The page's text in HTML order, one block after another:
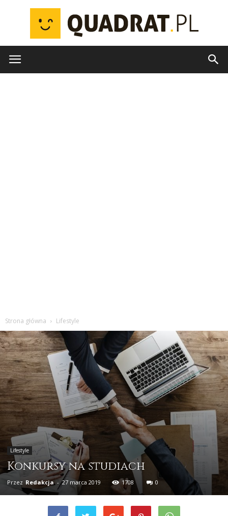
Strona główna Lifestyle
Lifestyle
Konkursy na studiach
Przez Redakcja - 27 marca 2019 1708 0